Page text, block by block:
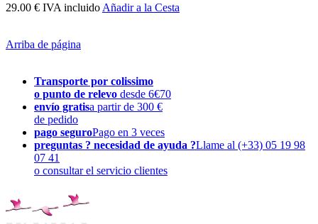
29.00 € IVA incluido Añadir a la Cesta
Arriba de página
Transporte por colissimo
o punto de relevo desde 6€70
envío gratisa partir de 300 €
de pedido
pago seguroPago en 3 veces
preguntas ? necesidad de ayuda ?Llame al (+33) 05 19 98
07 41
o consultar el servicio clientes